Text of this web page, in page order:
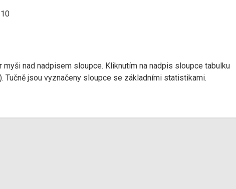
nad nadpisem sloupce. Kliknutím na nadpis sloupce tabulku
jsou vyznačeny sloupce se základními statistikami.